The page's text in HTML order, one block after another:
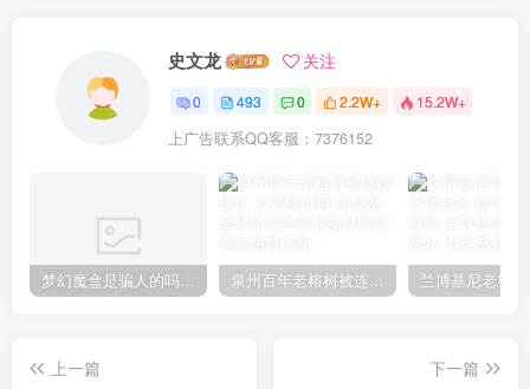
史文龙 关注
0 493 0 2.2W+ 15.2W+
上广告联系QQ客服：7376152
梦幻魔盒是骗人的吗【梦幻魔盒干嘛的】 泉州百年老榕树被连根拔起
上一篇
下一篇